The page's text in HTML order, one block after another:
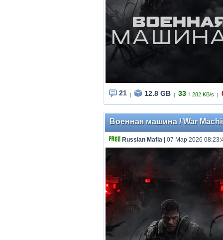
21 12.8 GB 33 ↑ 282 KB/s
Военная машина / War
Russian Mafia | 07 Мар 2026